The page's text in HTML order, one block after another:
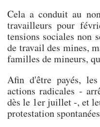
Cela a conduit au
travailleurs pour
tensions sociales non
de travail des mines,
familles de mineurs,
Afin d'être payés,
actions radicales -
dès le 1er juillet -, et
protestation